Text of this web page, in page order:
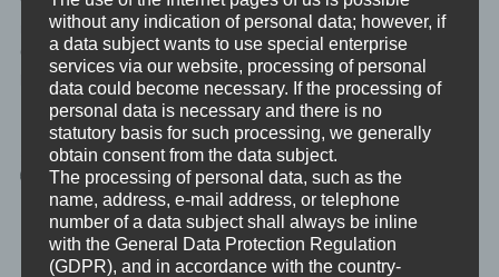
nach:Über Christoph (auf guru.wien)
Oder, die beste Variante, frag mich einfach. Ganz direkt und
persönlich:christoph@dicklberger.comoder +4369981177652
Live long and prosper!
without any indication of personal data; however, if
a data subject wants to use special enterprise
services via our website, processing of personal
data could become necessary. If the processing of
personal data is necessary and there is no
statutory basis for such processing, we generally
obtain consent from the data subject.
The processing of personal data, such as the
name, address, e-mail address, or telephone
number of a data subject shall always be inline
with the General Data Protection Regulation
(GDPR), and in accordance with the country-